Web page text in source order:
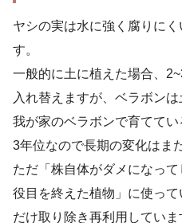
ヤシの実は水に強く腐りに
す。
一般的に土に植えた場合、
入れ替えますが、ベラボンは
我が家のベラボンで育てて
3年位なので長期の変化はま
ただ「株自体がダメになっ
役目を終えた植物」に使っ
だけ取り除き再利用していま